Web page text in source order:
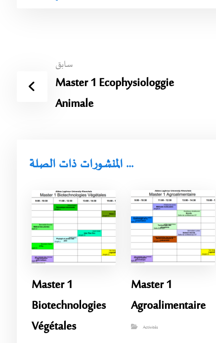
سابق
Master 1 Ecophysiologgie
Animale
المنشورات ذات الصلة ...
Master 1
Biotechnologies
Végétales
Master 1
Agroalimentaire
Activités